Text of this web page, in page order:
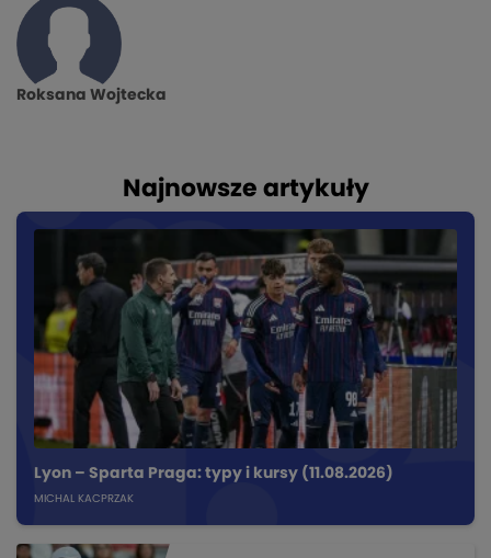
Roksana Wojtecka
Najnowsze artykuły
Lyon – Sparta Praga: typy i kursy (11.08.2026)
MICHAL KACPRZAK